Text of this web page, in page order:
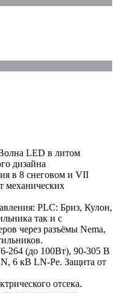
LED в литом
дизайна
в 8 снеговом и VII
механических
PLC: Бриз, Кулон,
так и с
через разъёмы Nema,
264 (до 100Вт), 90-305 В
6 кВ LN-Pe. Защита от
отсека.